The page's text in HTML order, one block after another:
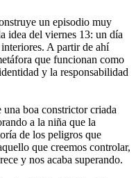
un episodio muy
idea del viernes 13: un día
A partir de ahí
que funcionan como
y la responsabilidad
boa constrictor criada
a la niña que la
de los peligros que
que creemos controlar,
y nos acaba superando.